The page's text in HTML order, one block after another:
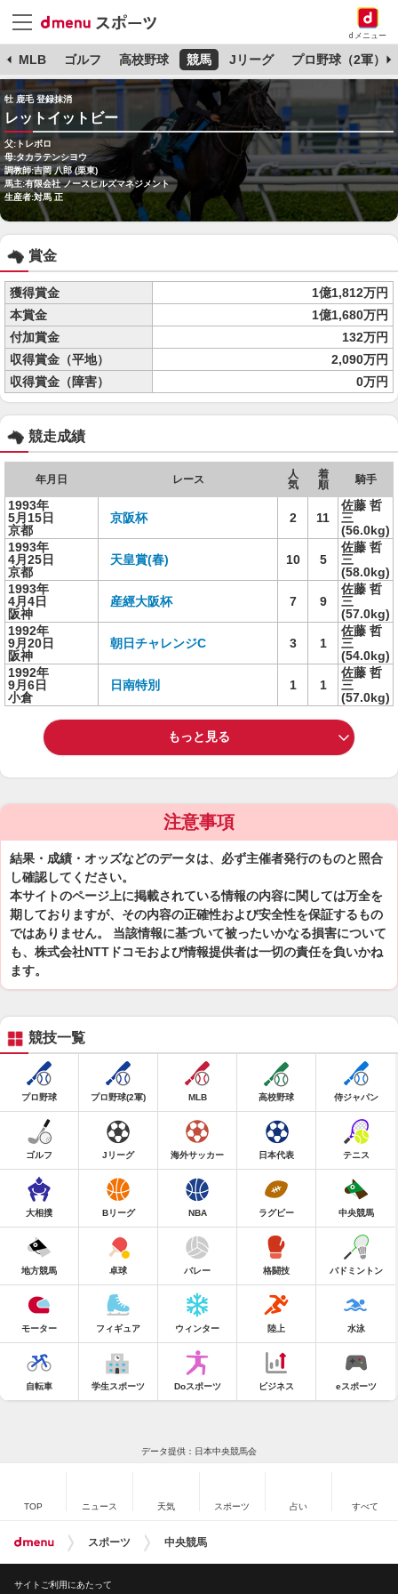
dメニュー
MLB ゴルフ 高校野球 競馬 Jリーグ プロ野球（2軍）
牡 鹿毛 登録抹消
レットイットビー
父:トレボロ
母:タカラテンシヨウ
調教師:吉岡 八郎 (栗東)
馬主:有限会社 ノースヒルズマネジメント
生産者:対馬 正
賞金
獲得賞金
1億1,812万円
本賞金
1億1,680万円
付加賞金
132万円
収得賞金（平地）
2,090万円
収得賞金（障害）
0万円
競走成績
年月日 レース
人
気
着
順
騎手
1993年
5月15日
京都
京阪杯 2 11
佐藤 哲
三
(56.0kg)
1993年
4月25日
京都
天皇賞(春) 10 5
佐藤 哲
三
(58.0kg)
1993年
4月4日
阪神
産經大阪杯 7 9
佐藤 哲
三
(57.0kg)
1992年
9月20日
阪神
朝日チャレンジC 3 1
佐藤 哲
三
(54.0kg)
1992年
9月6日
小倉
日南特別 1 1
佐藤 哲
三
(57.0kg)
もっと見る
注意事項
結果・成績・オッズなどのデータは、必ず主催者発行のものと照合
し確認してください。
本サイトのページ上に掲載されている情報の内容に関しては万全を
期しておりますが、その内容の正確性および安全性を保証するもの
ではありません。 当該情報に基づいて被ったいかなる損害について
も、株式会社NTTドコモおよび情報提供者は一切の責任を負いかね
ます。
競技一覧
プロ野球 プロ野球(2軍) MLB 高校野球 侍ジャパン
ゴルフ Jリーグ 海外サッカー 日本代表 テニス
大相撲 Bリーグ NBA ラグビー 中央競馬
地方競馬 卓球 バレー 格闘技 バドミントン
モーター フィギュア ウィンター 陸上 水泳
自転車 学生スポーツ Doスポーツ ビジネス eスポーツ
データ提供：日本中央競馬会
TOP ニュース 天気 スポーツ 占い すべて
スポーツ 中央競馬
サイトご利用にあたって